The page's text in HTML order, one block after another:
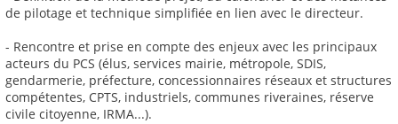
de pilotage et technique simplifiée en lien avec le directeur.
- Rencontre et prise en compte des enjeux avec les principaux
acteurs du PCS (élus, services mairie, métropole, SDIS,
gendarmerie, préfecture, concessionnaires réseaux et structures
compétentes, CPTS, industriels, communes riveraines, réserve
civile citoyenne, IRMA...).